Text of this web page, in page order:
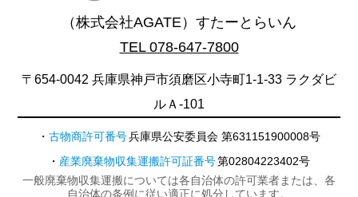
（株式会社AGATE）すたーとらいん
TEL 078-647-7800
〒654-0042 兵庫県神戸市須磨区小寺町1-1-33 ラクダビ
ルＡ-101
古物商許可番号兵庫県公安委員会 第631151900008号
産業廃棄物収集運搬許可証番号第02804223402号
一般廃棄物収集運搬については各自治体の許可業者または、各
自治体の条例に従い適正に処分しています。